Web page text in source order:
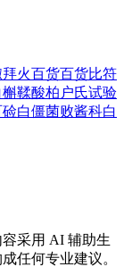
拜火百货百货比符
槲鞣酸柏户氏试验
硷白僵菌败酱科白
采用 AI 辅助生
任何专业建议。